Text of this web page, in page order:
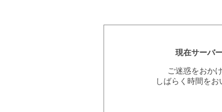
現在サーバ
ご迷惑をおか
しばらく時間を